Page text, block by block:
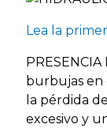
Lea la
burbujas en
la pérdida
excesivo y